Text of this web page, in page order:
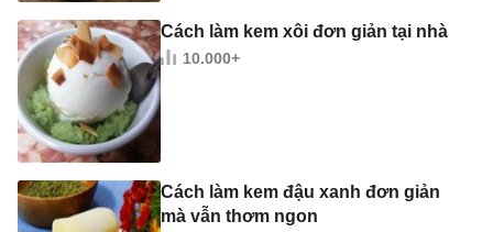
Cách làm kem xôi đơn giản tại nhà
10.000+
Cách làm kem đậu xanh đơn giản
mà vẫn thơm ngon